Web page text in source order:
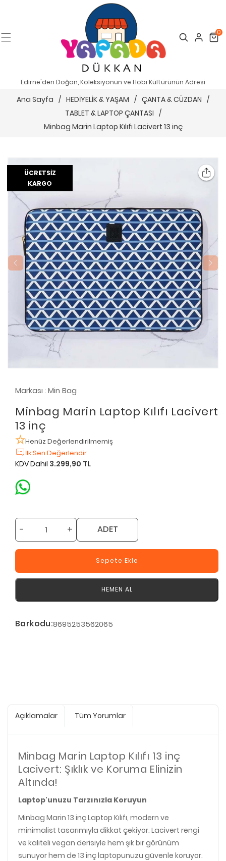
Search Cart
0
Edirne'den Doğan, Koleksiyonun ve Hobi Kültürünün Adresi
Ana Sayfa / HEDİYELİK & YAŞAM / ÇANTA & CÜZDAN /
TABLET & LAPTOP ÇANTASI /
Minbag Marin Laptop Kılıfı Lacivert 13 inç
ÜCRETSIZ
KARGO
Markası : Min Bag
Minbag Marin Laptop Kılıfı Lacivert
13 inç
Henüz Değerlendirilmemiş
İlk Sen Değerlendir
KDV Dahil 3.299,90 TL
- + ADET
Sepete Ekle
HEMEN AL
Barkodu:8695253562065
Açıklamalar Tüm Yorumlar
Minbag Marin Laptop Kılıfı 13 inç
Lacivert: Şıklık ve Koruma Elinizin
Altında!
Laptop'unuzu Tarzınızla Koruyun
Minbag Marin 13 inç Laptop Kılıfı, modern ve
minimalist tasarımıyla dikkat çekiyor. Lacivert rengi
ve kaliteli vegan derisiyle hem şık bir görünüm
sunuyor hem de 13 inç laptopunuzu güvenle koruyor.